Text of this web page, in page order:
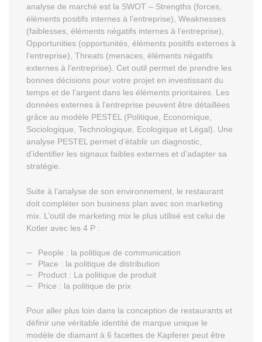
analyse de marché est la SWOT – Strengths (forces,
éléments positifs internes à l’entreprise), Weaknesses
(faiblesses, éléments négatifs internes à l’entreprise),
Opportunities (opportunités, éléments positifs externes à
l’entreprise), Threats (menaces, éléments négatifs
externes à l’entreprise). Cet outil permet de prendre les
bonnes décisions pour votre projet en investissant du
temps et de l’argent dans les éléments prioritaires. Les
données externes à l’entreprise peuvent être détaillées
grâce au modèle PESTEL (Politique, Economique,
Sociologique, Technologique, Ecologique et Légal). Une
analyse PESTEL permet d’établir un diagnostic,
d’identifier les signaux faibles externes et d’adapter sa
stratégie.
Suite à l’analyse de son environnement, le restaurant
doit compléter son business plan avec son marketing
mix. L’outil de marketing mix le plus utilisé est celui de
Kotler avec les 4 P :
People : la politique de communication
Place : la politique de distribution
Product : La politique de produit
Price : la politique de prix
Pour aller plus loin dans la conception de restaurants et
définir une véritable identité de marque unique le
modèle de diamant à 6 facettes de Kapferer peut être